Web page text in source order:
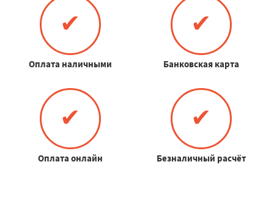
✔
Оплата наличными
✔
Банковская карта
✔
Оплата онлайн
✔
Безналичный расчёт